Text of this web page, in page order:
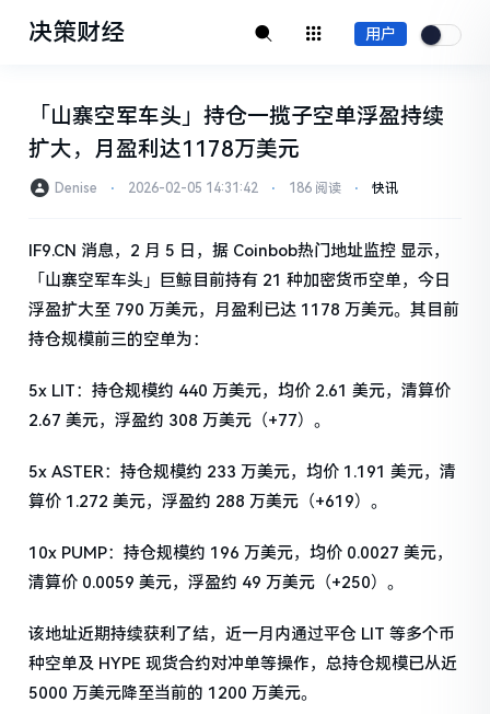
决策财经 用户
「山寨空军车头」持仓一揽子空单浮盈持续
扩大，月盈利达1178万美元
Denise ⋅ 2026-02-05 14:31:42 ⋅ 186 阅读 ⋅ 快讯
IF9.CN 消息，2 月 5 日，据 Coinbob热门地址监控 显示，
「山寨空军车头」巨鲸目前持有 21 种加密货币空单，今日
浮盈扩大至 790 万美元，月盈利已达 1178 万美元。其目前
持仓规模前三的空单为：
5x LIT：持仓规模约 440 万美元，均价 2.61 美元，清算价
2.67 美元，浮盈约 308 万美元（+77）。
5x ASTER：持仓规模约 233 万美元，均价 1.191 美元，清
算价 1.272 美元，浮盈约 288 万美元（+619）。
10x PUMP：持仓规模约 196 万美元，均价 0.0027 美元，
清算价 0.0059 美元，浮盈约 49 万美元（+250）。
该地址近期持续获利了结，近一月内通过平仓 LIT 等多个币
种空单及 HYPE 现货合约对冲单等操作，总持仓规模已从近
5000 万美元降至当前的 1200 万美元。